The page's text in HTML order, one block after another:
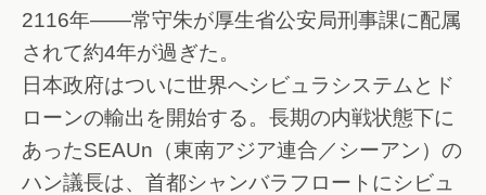
2116年――常守朱が厚生省公安局刑事課に配属
されて約4年が過ぎた。
日本政府はついに世界へシビュラシステムとド
ローンの輸出を開始する。長期の内戦状態下に
あったSEAUn（東南アジア連合／シーアン）の
ハン議長は、首都シャンバラフロートにシビュ